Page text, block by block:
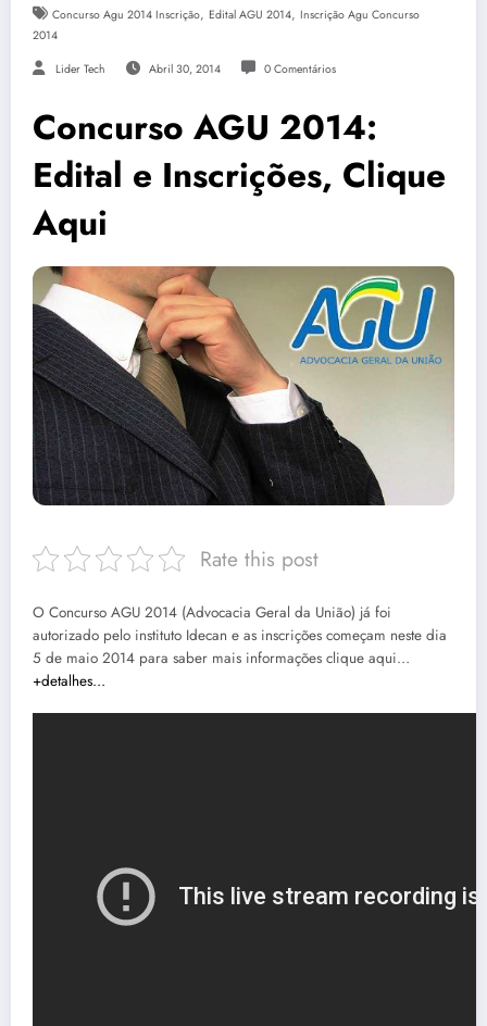
Concurso Agu 2014 Inscrição, Edital AGU 2014, Inscrição Agu Concurso
2014
Lider Tech Abril 30, 2014 0 Comentários
Concurso AGU 2014:
Edital e Inscrições, Clique
Aqui
Rate this post
O Concurso AGU 2014 (Advocacia Geral da União) já foi
autorizado pelo instituto Idecan e as inscrições começam neste dia
5 de maio 2014 para saber mais informações clique aqui…
+detalhes…